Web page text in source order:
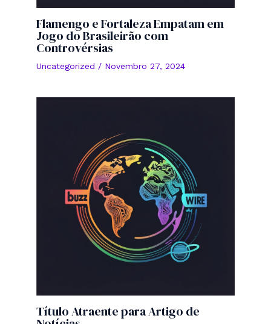
Flamengo e Fortaleza Empatam em
Jogo do Brasileirão com
Controvérsias
Uncategorized / Novembro 27, 2024
Título Atraente para Artigo de